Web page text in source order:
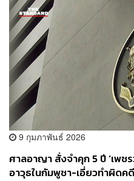
9 กุมภาพันธ์ 2026
ศาลอาญา สั่งจำคุก 5 ปี ‘เพ
อาวุธในกัมพูชา-เอี่ยวทำผิดค